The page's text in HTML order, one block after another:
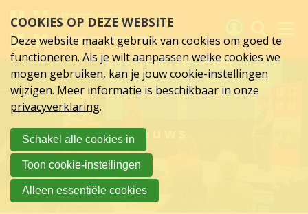
april
2008
links
over
Spring
hoofd
inhoud
Spring
naar
hoofdnavigatie
Nieuws
Activiteiten
Nieuws
Verslagen
Sluit je aan
Over UCK
COOKIES OP DEZE WEBSITE
Deze website maakt gebruik van cookies om goed te
functioneren. Als je wilt aanpassen welke cookies we
mogen gebruiken, kan je jouw cookie-instellingen
wijzigen. Meer informatie is beschikbaar in onze
privacyverklaring.
Schakel alle cookies in
Toon cookie-instellingen
Alleen essentiële cookies